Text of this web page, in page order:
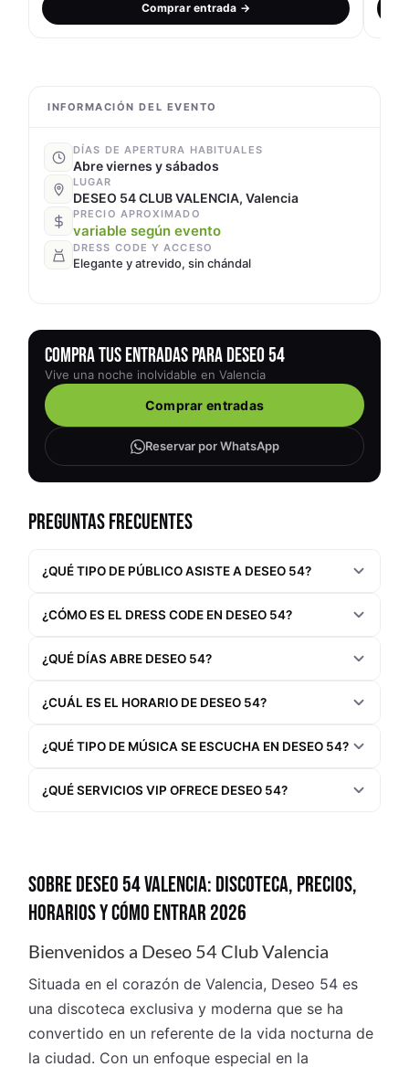
COMPRA TUS ENTRADAS PARA DESEO 54
Vive una noche inolvidable en Valencia
Comprar entradas
Reservar por WhatsApp
INFORMACIÓN DEL EVENTO
DÍAS DE APERTURA HABITUALES
Abre viernes y sábados
LUGAR
DESEO 54 CLUB VALENCIA, Valencia
PRECIO APROXIMADO
variable según evento
DRESS CODE Y ACCESO
Elegante y atrevido, sin chándal
Comprar entrada →
PREGUNTAS FRECUENTES
¿QUÉ TIPO DE PÚBLICO ASISTE A DESEO 54?
¿CÓMO ES EL DRESS CODE EN DESEO 54?
¿QUÉ DÍAS ABRE DESEO 54?
¿CUÁL ES EL HORARIO DE DESEO 54?
¿QUÉ TIPO DE MÚSICA SE ESCUCHA EN DESEO 54?
¿QUÉ SERVICIOS VIP OFRECE DESEO 54?
SOBRE DESEO 54 VALENCIA: DISCOTECA, PRECIOS,
HORARIOS Y CÓMO ENTRAR 2026
Bienvenidos a Deseo 54 Club Valencia
Situada en el corazón de Valencia, Deseo 54 es
una discoteca exclusiva y moderna que se ha
convertido en un referente de la vida nocturna de
la ciudad. Con un enfoque especial en la